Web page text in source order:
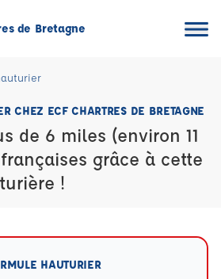
de Bretagne
CHEZ ECF CHARTRES DE BRETAGNE
de 6 miles (environ 11
grâce à cette
!
HAUTURIER